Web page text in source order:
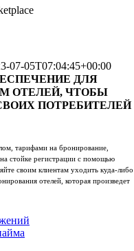
07-05T07:04:45+00:00
ДЛЯ
ОТЕЛЕЙ, ЧТОБЫ
ПОТРЕБИТЕЛЕЙ
тарифами на бронирование,
стойке регистрации с помощью
своим клиентам уходить куда-либо
отелей, которая произведет